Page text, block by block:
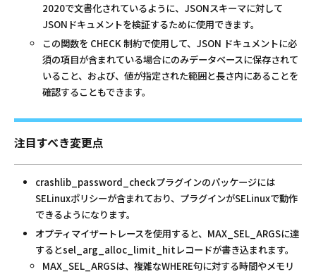
2020で文書化されているように、JSONスキーマに対して
JSONドキュメントを検証するために使用できます。
この関数を CHECK 制約で使用して、JSON ドキュメントに必
須の項目が含まれている場合にのみデータベースに保存されて
いること、および、値が指定された範囲と長さ内にあることを
確認することもできます。
注目すべき変更点
crashlib_password_checkプラグインのパッケージには
SELinuxポリシーが含まれており、プラグインがSELinuxで動作
できるようになります。
オプティマイザートレースを使用すると、MAX_SEL_ARGSに達
するとsel_arg_alloc_limit_hitレコードが書き込まれます。
MAX_SEL_ARGSは、複雑なWHERE句に対する時間やメモリ